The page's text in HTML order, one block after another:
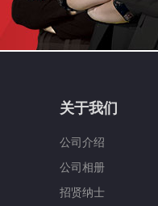
关于我们
公司介绍
公司相册
招贤纳士